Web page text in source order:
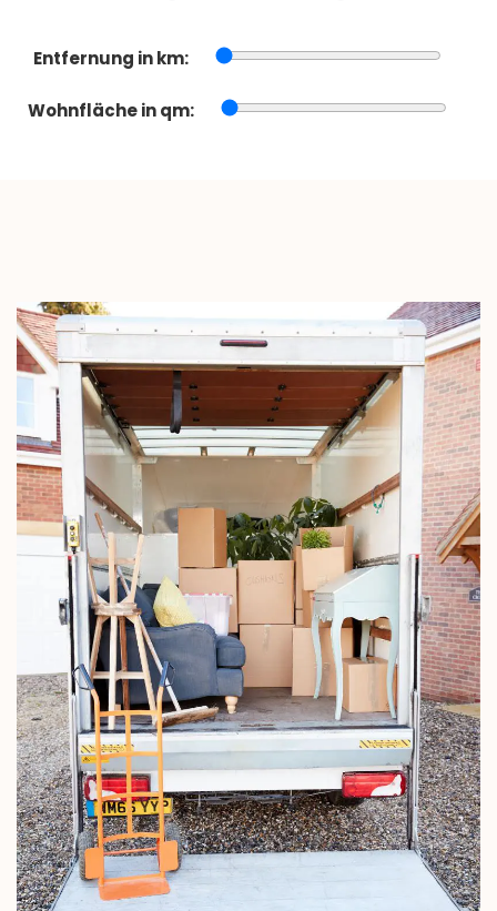
Entfernung in km:
Wohnfläche in qm: